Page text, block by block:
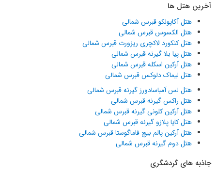
آخرین هتل ها
هتل آکاپولکو قبرس شمالی
هتل الکسوس قبرس شمالی
هتل کنکورد لاکچری ریزورت قبرس شمالی
هتل پیا بلا گیرنه قبرس شمالی
هتل آرکین اسکله قبرس شمالی
هتل لیماک دلوکس قبرس شمالی
هتل لس آمباسادورز گیرنه قبرس شمالی
هتل راکس گیرنه قبرس شمالی
هتل آرکین کلونی گیرنه قبرس شمالی
هتل کایا پلازو گیرنه قبرس شمالی
هتل آرکین پالم بیچ فاماگوستا قبرس شمالی
هتل دوم گیرنه قبرس شمالی
جاذبه های گردشگری